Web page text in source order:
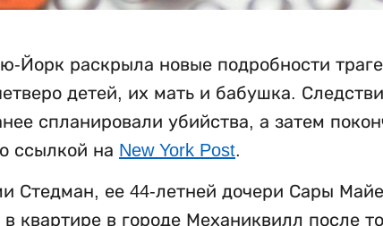
Йорк раскрыла новые подробности
детей, их мать и бабушка.
спланировали убийства, а затем
ссылкой на New York Post.
Стедман, ее 44-летней дочери Сары
квартире в городе Механиквилл после